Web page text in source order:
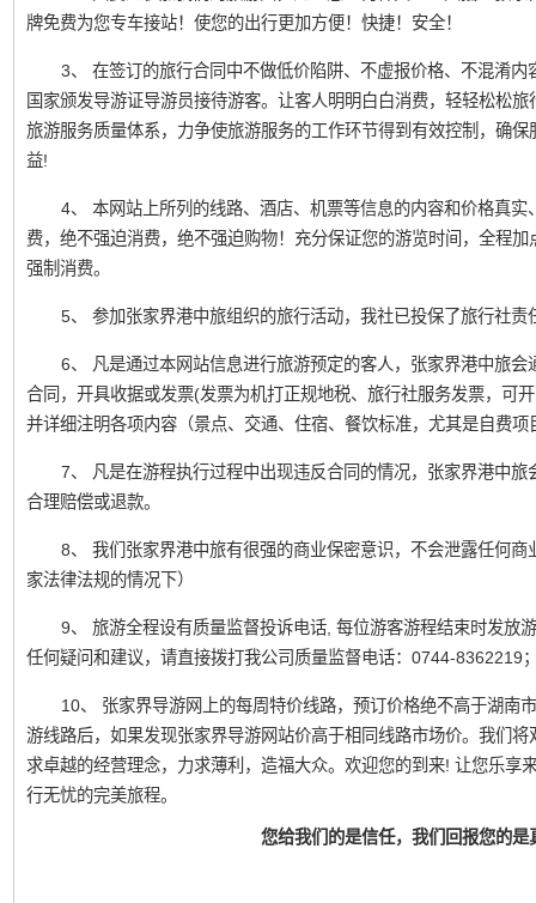
牌免费为您专车接站！使您的出行更加方便！快捷！安全！
3、 在签订的旅行合同中不做低价陷阱、不虚报价格、不混淆
国家颁发导游证导游员接待游客。让客人明明白白消费，轻轻松松
旅游服务质量体系，力争使旅游服务的工作环节得到有效控制，确
益!
4、 本网站上所列的线路、酒店、机票等信息的内容和价格真
费，绝不强迫消费，绝不强迫购物！充分保证您的游览时间，全程
强制消费。
5、 参加张家界港中旅组织的旅行活动，我社已投保了旅行社责
6、 凡是通过本网站信息进行旅游预定的客人，张家界港中旅
合同，开具收据或发票(发票为机打正规地税、旅行社服务发票，可
并详细注明各项内容（景点、交通、住宿、餐饮标准，尤其是自费
7、 凡是在游程执行过程中出现违反合同的情况，张家界港中
合理赔偿或退款。
8、 我们张家界港中旅有很强的商业保密意识，不会泄露任何
家法律法规的情况下）
9、 旅游全程设有质量监督投诉电话, 每位游客游程结束时发放
任何疑问和建议，请直接拨打我公司质量监督电话：0744-8362219
10、 张家界导游网上的每周特价线路，预订价格绝不高于湖南
游线路后，如果发现张家界导游网站价高于相同线路市场价。我们
求卓越的经营理念，力求薄利，造福大众。欢迎您的到来! 让您乐享
行无忧的完美旅程。
您给我们的是信任，我们回报您的是